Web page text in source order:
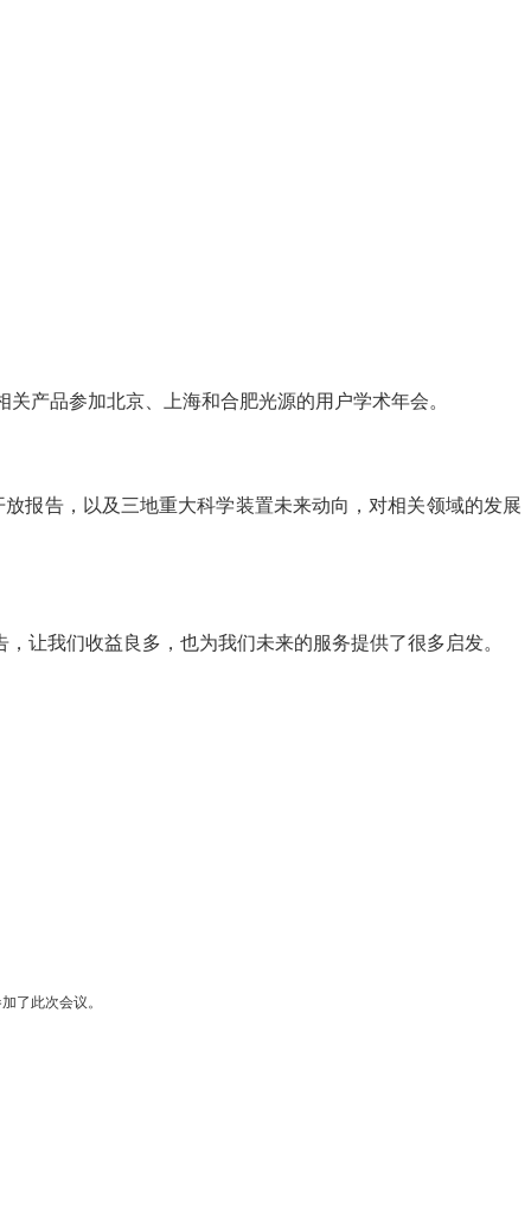
产品参加北京、上海和合肥光源的用户学术年会。
报告，以及三地重大科学装置未来动向，对相关领域的发展
让我们收益良多，也为我们未来的服务提供了很多启发。
了此次会议。